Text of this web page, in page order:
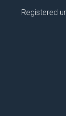
Registered